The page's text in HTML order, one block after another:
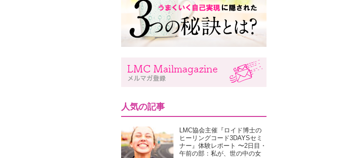
人気の記事
LMC協会主催『ロイド博士の
ヒーリングコード3DAYSセミ
ナー』体験レポート 〜2日目・
午前の部：私が、世の中の女